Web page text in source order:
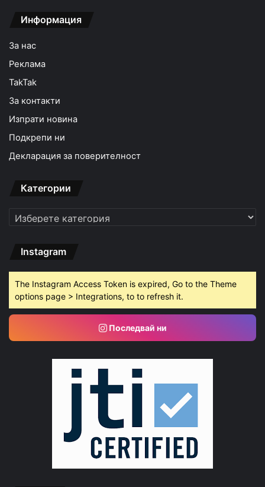
Информация
За нас
Реклама
TakTak
За контакти
Изпрати новина
Подкрепи ни
Декларация за поверителност
Категории
Категории
Instagram
The Instagram Access Token is expired, Go to the Theme
options page > Integrations, to to refresh it.
Последвай ни